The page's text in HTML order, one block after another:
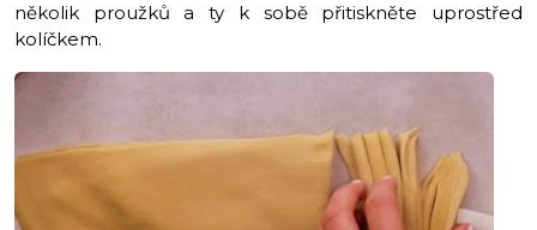
několik proužků a ty k sobě přitiskněte uprostřed
kolíčkem.